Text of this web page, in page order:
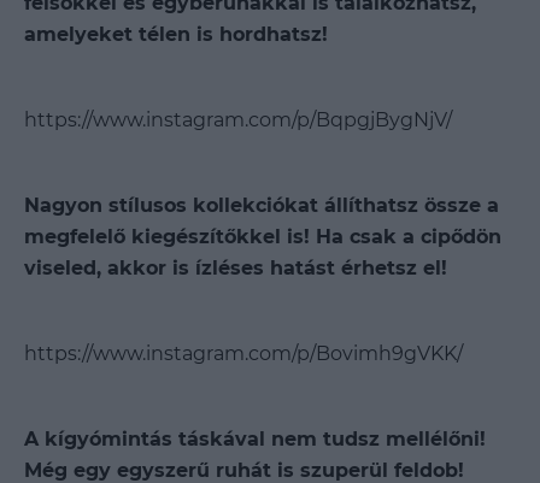
amelyeket télen is hordhatsz!
https://www.instagram.com/p/BqpgjBygNjV/
Nagyon stílusos kollekciókat állíthatsz össze a
megfelelő kiegészítőkkel is! Ha csak a cipődön
viseled, akkor is ízléses hatást érhetsz el!
https://www.instagram.com/p/Bovimh9gVKK/
A kígyómintás táskával nem tudsz mellélőni!
Még egy egyszerű ruhát is szuperül feldob!